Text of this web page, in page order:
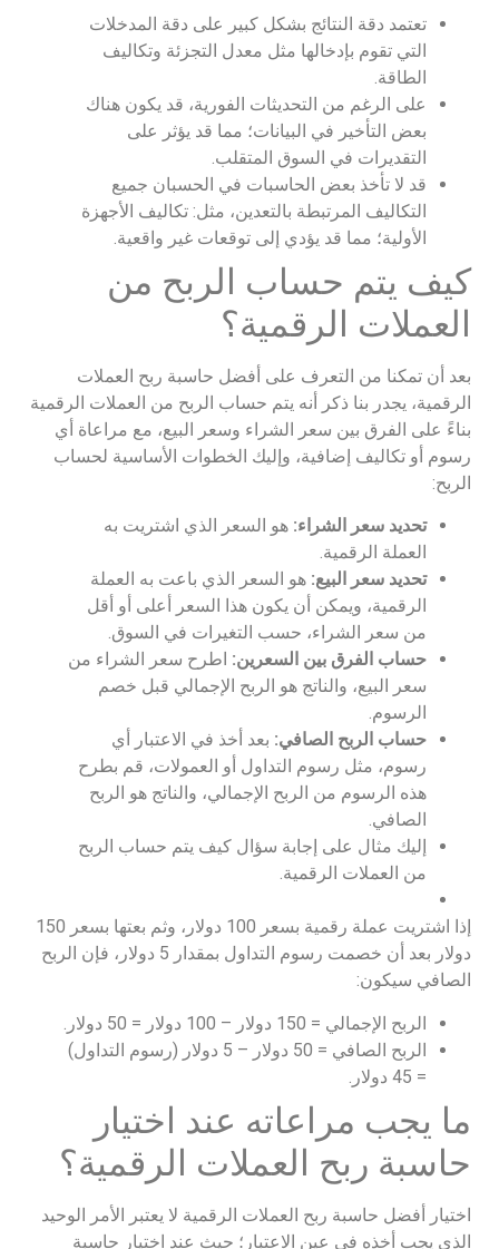
تعتمد دقة النتائج بشكل كبير على دقة المدخلات
التي تقوم بإدخالها مثل معدل التجزئة وتكاليف
الطاقة.
على الرغم من التحديثات الفورية، قد يكون هناك
بعض التأخير في البيانات؛ مما قد يؤثر على
التقديرات في السوق المتقلب.
قد لا تأخذ بعض الحاسبات في الحسبان جميع
التكاليف المرتبطة بالتعدين، مثل: تكاليف الأجهزة
الأولية؛ مما قد يؤدي إلى توقعات غير واقعية.
كيف يتم حساب الربح من
العملات الرقمية؟
بعد أن تمكنا من التعرف على أفضل حاسبة ربح العملات
الرقمية، يجدر بنا ذكر أنه يتم حساب الربح من العملات الرقمية
بناءً على الفرق بين سعر الشراء وسعر البيع، مع مراعاة أي
رسوم أو تكاليف إضافية، وإليك الخطوات الأساسية لحساب
الربح:
تحديد سعر الشراء: هو السعر الذي اشتريت به
العملة الرقمية.
تحديد سعر البيع: هو السعر الذي باعت به العملة
الرقمية، ويمكن أن يكون هذا السعر أعلى أو أقل
من سعر الشراء، حسب التغيرات في السوق.
حساب الفرق بين السعرين: اطرح سعر الشراء من
سعر البيع، والناتج هو الربح الإجمالي قبل خصم
الرسوم.
حساب الربح الصافي: بعد أخذ في الاعتبار أي
رسوم، مثل رسوم التداول أو العمولات، قم بطرح
هذه الرسوم من الربح الإجمالي، والناتج هو الربح
الصافي.
إليك مثال على إجابة سؤال كيف يتم حساب الربح
من العملات الرقمية.
إذا اشتريت عملة رقمية بسعر 100 دولار، وثم بعتها بسعر 150
دولار بعد أن خصمت رسوم التداول بمقدار 5 دولار، فإن الربح
الصافي سيكون:
الربح الإجمالي = 150 دولار – 100 دولار = 50 دولار.
الربح الصافي = 50 دولار – 5 دولار (رسوم التداول)
= 45 دولار.
ما يجب مراعاته عند اختيار
حاسبة ربح العملات الرقمية؟
اختيار أفضل حاسبة ربح العملات الرقمية لا يعتبر الأمر الوحيد
الذي يجب أخذه في عين الاعتبار؛ حيث عند اختيار حاسبة